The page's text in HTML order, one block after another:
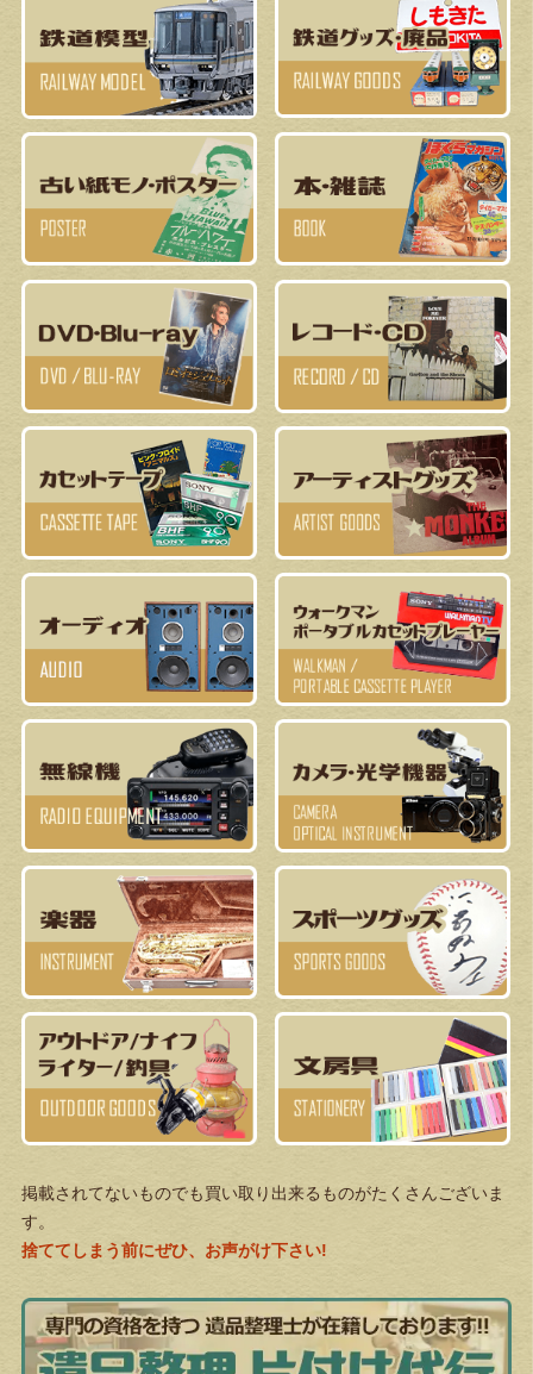
掲載されてないものでも買い取り出来るものがたくさんございま
す。
捨ててしまう前にぜひ、お声がけ下さい!